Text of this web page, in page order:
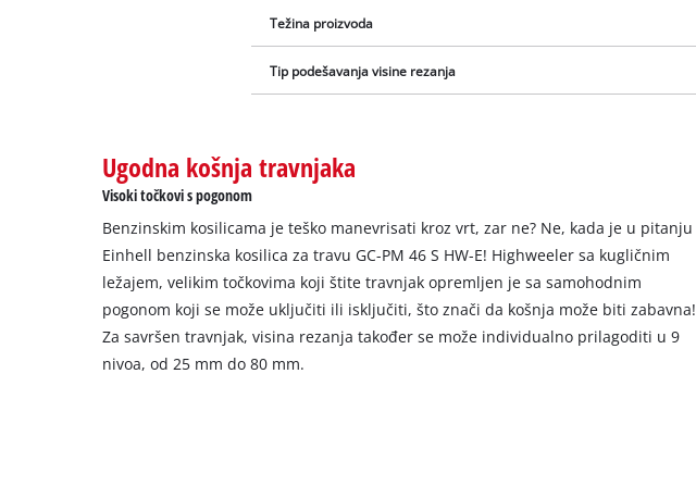
Težina proizvoda
Tip podešavanja visine rezanja
Ugodna košnja travnjaka
Visoki točkovi s pogonom
Benzinskim kosilicama je teško manevrisati kroz vrt, zar ne? Ne, kada je u pitanju
Einhell benzinska kosilica za travu GC-PM 46 S HW-E! Highweeler sa kugličnim
ležajem, velikim točkovima koji štite travnjak opremljen je sa samohodnim
pogonom koji se može uključiti ili isključiti, što znači da košnja može biti zabavna!
Za savršen travnjak, visina rezanja također se može individualno prilagoditi u 9
nivoa, od 25 mm do 80 mm.